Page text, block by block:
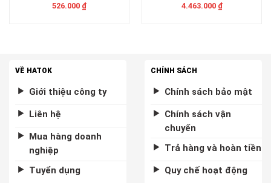
526.000 ₫
4.463.000 ₫
VỀ HATOK
Giới thiệu công ty
Liên hệ
Mua hàng doanh
nghiệp
Tuyển dụng
CHÍNH SÁCH
Chính sách bảo mật
Chính sách vận
chuyển
Trả hàng và hoàn tiền
Quy chế hoạt động